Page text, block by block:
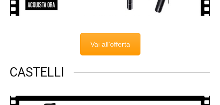
Vai all'offerta
CASTELLI